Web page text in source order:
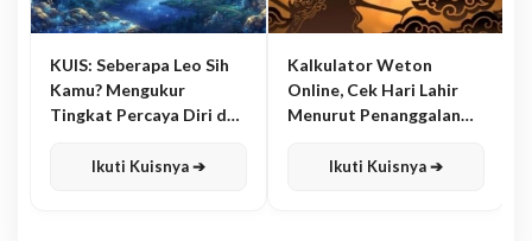
KUIS: Seberapa Leo Sih
Kamu? Mengukur
Tingkat Percaya Diri dan
Ikuti Kuisnya ➔
Kalkulator Weton
Online, Cek Hari Lahir
Menurut Penanggalan
Ikuti Kuisnya ➔